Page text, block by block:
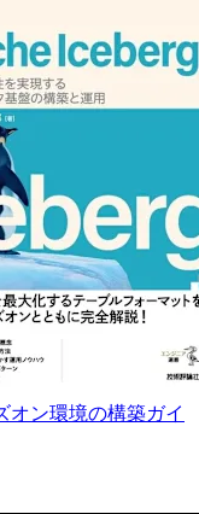
オン環境の構築ガイ